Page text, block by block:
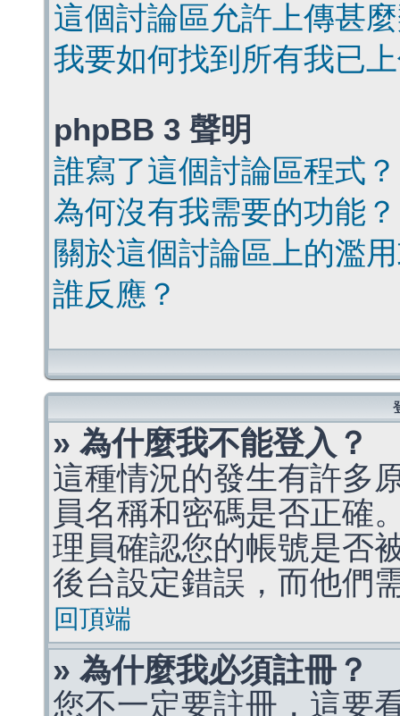
這個討論區允許上傳甚
我要如何找到所有我已
phpBB 3 聲明
誰寫了這個討論區程式？
為何沒有我需要的功能？
關於這個討論區上的濫
誰反應？
» 為什麼我不能登入？
這種情況的發生有許多
員名稱和密碼是否正確
理員確認您的帳號是否
後台設定錯誤，而他們
回頂端
» 為什麼我必須註冊？
您不一定要註冊，這要